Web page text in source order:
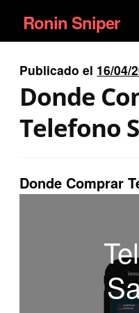
Ir
a
la
navegación
Ir
al
contenido
Ronin Sniper
EQUIPAMIENTO ÉLITE
PISTOLAS
SATELITALES
Publicado el 16/04/
Donde
Telefono
Donde Comprar